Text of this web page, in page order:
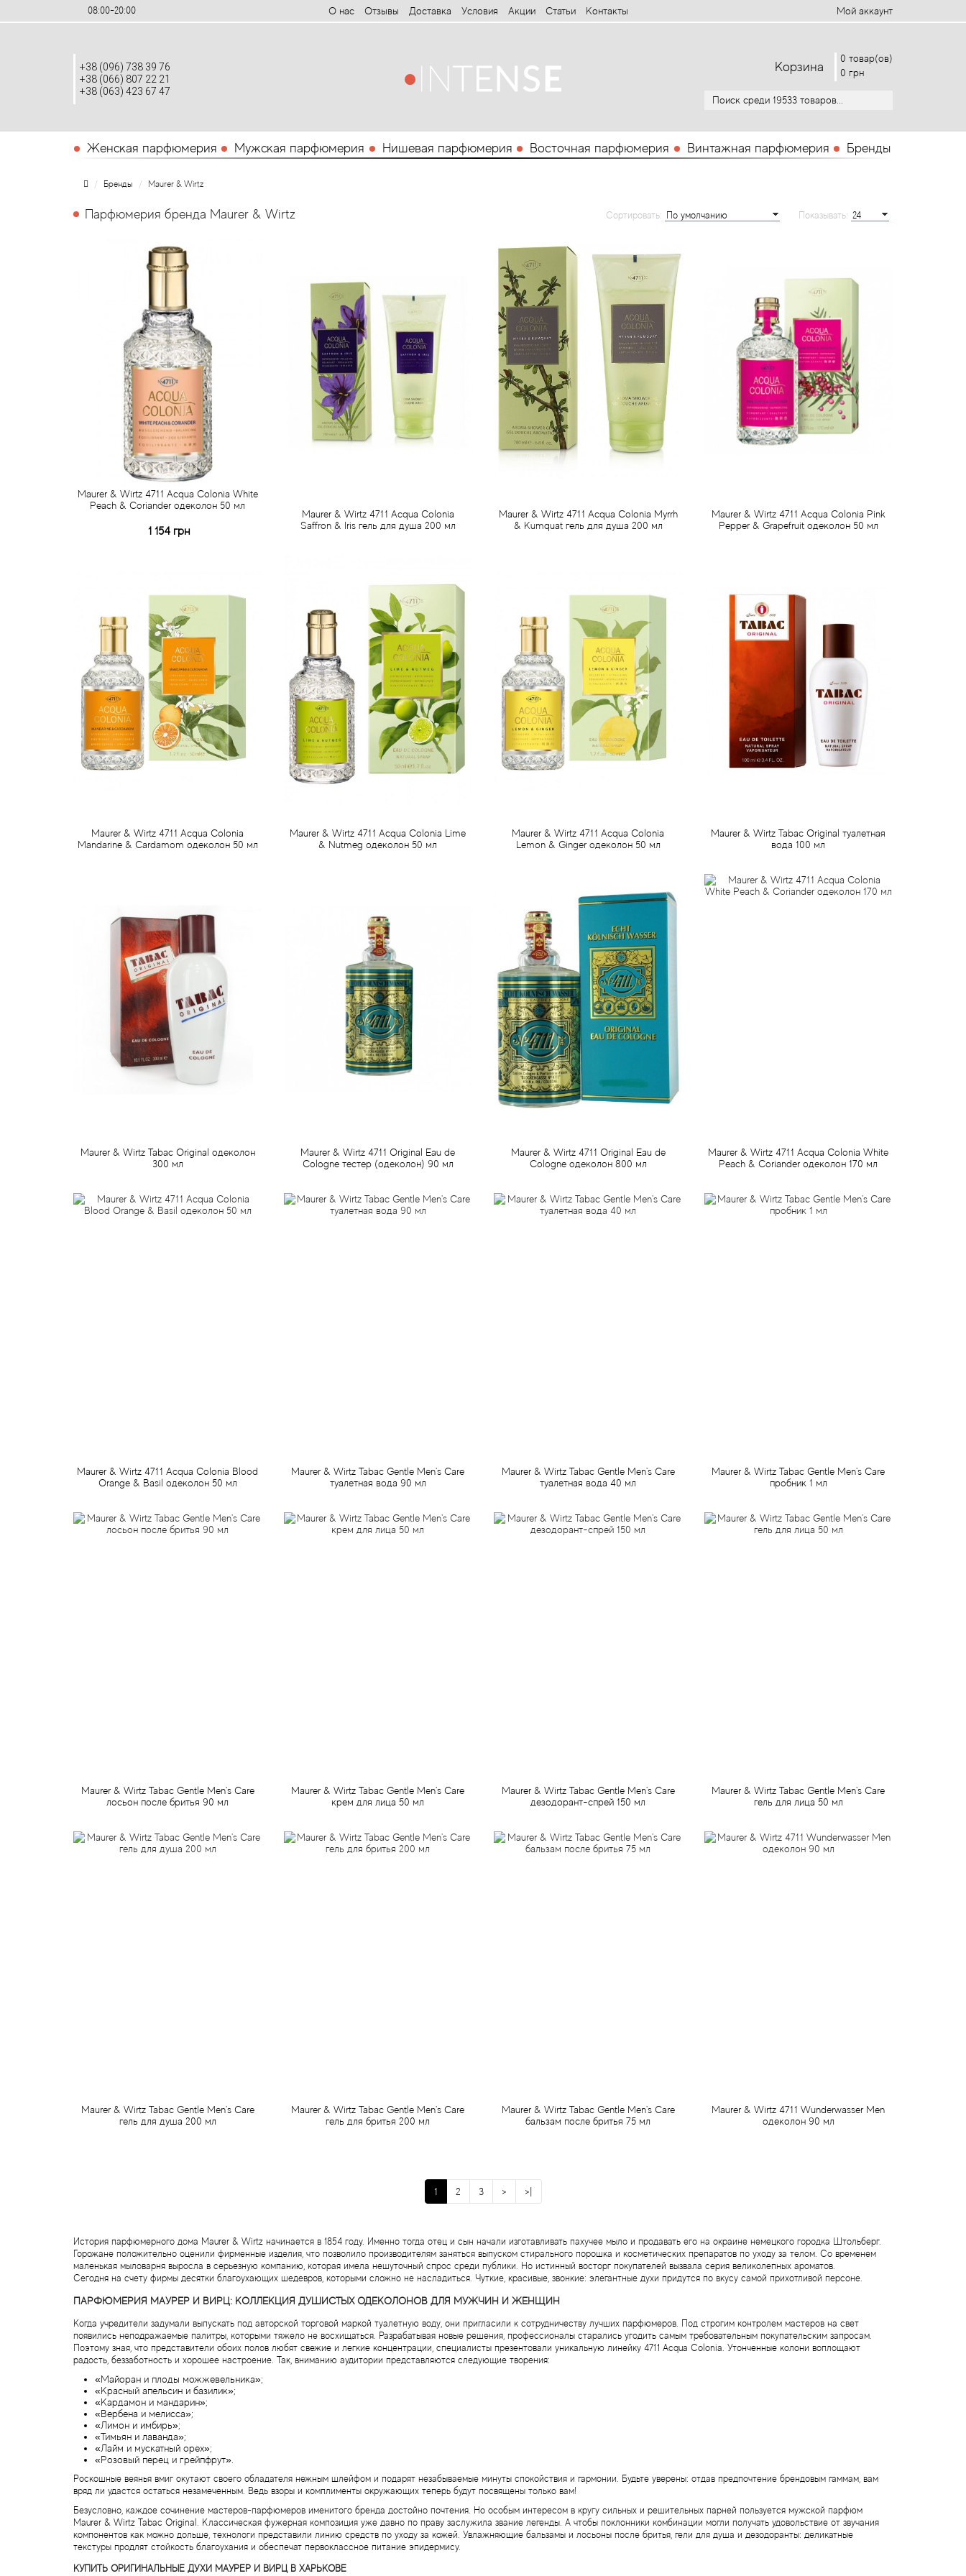
08:00-20:00 О нас Отзывы Доставка Условия Aкции Статьи Контакты Мой аккаунт
+38 (096) 738 39 76
+38 (066) 807 22 21
+38 (063) 423 67 47
Корзина
0 товар(ов)
0 грн
Женская парфюмерия Мужская парфюмерия Нишевая парфюмерия Восточная парфюмерия Винтажная парфюмерия Бренды
Бренды Maurer & Wirtz
Парфюмерия бренда Maurer & Wirtz Сортировать: Показывать:
Maurer & Wirtz 4711 Acqua Colonia White
Peach & Coriander одеколон 50 мл
1 154 грн
Maurer & Wirtz 4711 Acqua Colonia
Saffron & Iris гель для душа 200 мл
Maurer & Wirtz 4711 Acqua Colonia Myrrh
& Kumquat гель для душа 200 мл
Maurer & Wirtz 4711 Acqua Colonia Pink
Pepper & Grapefruit одеколон 50 мл
Maurer & Wirtz 4711 Acqua Colonia
Mandarine & Cardamom одеколон 50 мл
Maurer & Wirtz 4711 Acqua Colonia Lime
& Nutmeg одеколон 50 мл
Maurer & Wirtz 4711 Acqua Colonia
Lemon & Ginger одеколон 50 мл
Предзаказ
Maurer & Wirtz Tabac Original туалетная
вода 100 мл
Предзаказ
Maurer & Wirtz Tabac Original одеколон
300 мл
Предзаказ
Maurer & Wirtz 4711 Original Eau de
Cologne тестер (одеколон) 90 мл
Предзаказ
Maurer & Wirtz 4711 Original Eau de
Cologne одеколон 800 мл
Предзаказ
Maurer & Wirtz 4711 Acqua Colonia White
Peach & Coriander одеколон 170 мл
Предзаказ
Maurer & Wirtz 4711 Acqua Colonia Blood
Orange & Basil одеколон 50 мл
Предзаказ
Maurer & Wirtz Tabac Gentle Men's Care
туалетная вода 90 мл
Предзаказ
Maurer & Wirtz Tabac Gentle Men's Care
туалетная вода 40 мл
Предзаказ
Maurer & Wirtz Tabac Gentle Men's Care
пробник 1 мл
Предзаказ
Maurer & Wirtz Tabac Gentle Men's Care
лосьон после бритья 90 мл
Предзаказ
Maurer & Wirtz Tabac Gentle Men's Care
крем для лица 50 мл
Предзаказ
Maurer & Wirtz Tabac Gentle Men's Care
дезодорант-спрей 150 мл
Предзаказ
Maurer & Wirtz Tabac Gentle Men's Care
гель для лица 50 мл
Предзаказ
Maurer & Wirtz Tabac Gentle Men's Care
гель для душа 200 мл
Maurer & Wirtz Tabac Gentle Men's Care
гель для бритья 200 мл
Maurer & Wirtz Tabac Gentle Men's Care
бальзам после бритья 75 мл
Maurer & Wirtz 4711 Wunderwasser Men
одеколон 90 мл
1 2 3 > >|
История парфюмерного дома Maurer & Wirtz начинается в 1854 году. Именно тогда отец и сын начали изготавливать пахучее мыло и продавать его на окраине немецкого городка Штольберг.
Горожане положительно оценили фирменные изделия, что позволило производителям заняться выпуском стирального порошка и косметических препаратов по уходу за телом. Со временем
маленькая мыловарня выросла в серьезную компанию, которая имела нешуточный спрос среди публики. Но истинный восторг покупателей вызвала серия великолепных ароматов.
Сегодня на счету фирмы десятки благоухающих шедевров, которыми сложно не насладиться. Чуткие, красивые, звонкие: элегантные духи придутся по вкусу самой прихотливой персоне.
ПАРФЮМЕРИЯ МАУРЕР И ВИРЦ: КОЛЛЕКЦИЯ ДУШИСТЫХ ОДЕКОЛОНОВ ДЛЯ МУЖЧИН И ЖЕНЩИН
Когда учредители задумали выпускать под авторской торговой маркой туалетную воду, они пригласили к сотрудничеству лучших парфюмеров. Под строгим контролем мастеров на свет
появились неподражаемые палитры, которыми тяжело не восхищаться. Разрабатывая новые решения, профессионалы старались угодить самым требовательным покупательским запросам.
Поэтому зная, что представители обоих полов любят свежие и легкие концентрации, специалисты презентовали уникальную линейку 4711 Acqua Colonia. Утонченные колони воплощают
радость, беззаботность и хорошее настроение. Так, вниманию аудитории представляются следующие творения:
«Майоран и плоды можжевельника»;
«Красный апельсин и базилик»;
«Кардамон и мандарин»;
«Вербена и мелисса»;
«Лимон и имбирь»;
«Тимьян и лаванда»;
«Лайм и мускатный орех»;
«Розовый перец и грейпфрут».
Роскошные веянья вмиг окутают своего обладателя нежным шлейфом и подарят незабываемые минуты спокойствия и гармонии. Будьте уверены: отдав предпочтение брендовым гаммам, вам
вряд ли удастся остаться незамеченным. Ведь взоры и комплименты окружающих теперь будут посвящены только вам!
Безусловно, каждое сочинение мастеров-парфюмеров именитого бренда достойно почтения. Но особым интересом в кругу сильных и решительных парней пользуется мужской парфюм
Maurer & Wirtz Tabac Original. Классическая фужерная композиция уже давно по праву заслужила звание легенды. А чтобы поклонники комбинации могли получать удовольствие от звучания
компонентов как можно дольше, технологи представили линию средств по уходу за кожей. Увлажняющие бальзамы и лосьоны после бритья, гели для душа и дезодоранты: деликатные
текстуры продлят стойкость благоухания и обеспечат первоклассное питание эпидермису.
КУПИТЬ ОРИГИНАЛЬНЫЕ ДУХИ МАУРЕР И ВИРЦ В ХАРЬКОВЕ